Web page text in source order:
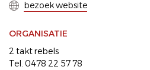
bezoek website
ORGANISATIE
2 takt rebels
Tel. 0478 22 57 78